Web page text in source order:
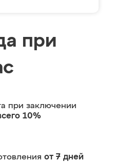
при
при заключении
10%
от 7 дней